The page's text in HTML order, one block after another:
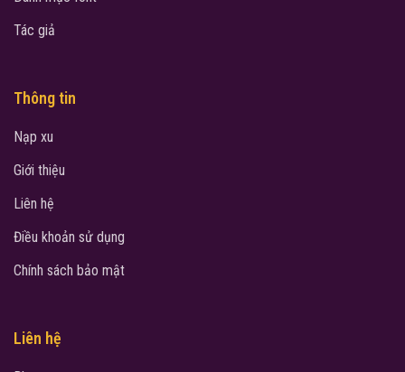
Tác giả
Thông tin
Nạp xu
Giới thiệu
Liên hệ
Điều khoản sử dụng
Chính sách bảo mật
Liên hệ